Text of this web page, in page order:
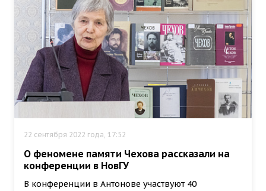
22 сентября 2022 года, 17:52
О феномене памяти Чехова рассказали на
конференции в НовГУ
В конференции в Антонове участвуют 40